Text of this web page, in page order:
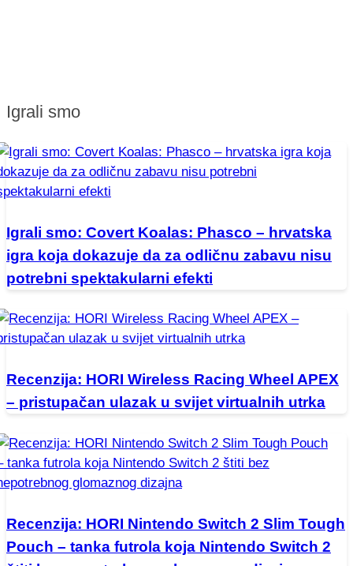
Igrali smo
Igrali smo: Covert Koalas: Phasco – hrvatska
igra koja dokazuje da za odličnu zabavu nisu
potrebni spektakularni efekti
Recenzija: HORI Wireless Racing Wheel APEX
– pristupačan ulazak u svijet virtualnih utrka
Recenzija: HORI Nintendo Switch 2 Slim Tough
Pouch – tanka futrola koja Nintendo Switch 2